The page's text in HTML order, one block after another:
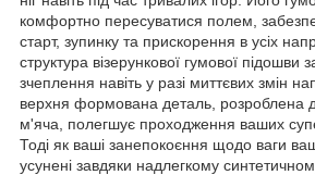
комфортно пересуватися полем,
старт, зупинку та прискорення в усіх
структура візерункової гумової підошви
зчеплення навіть у разі миттєвих змін
верхня формована деталь, розроблена
м'яча, полегшує проходження ваших
Тоді як ваші занепокоєння щодо ваги
усунені завдяки надлегкому